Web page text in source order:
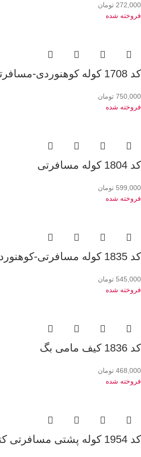
272,000 تومان
فروخته شده
کد 1708 کوله کوهنوردی-مسافرتی
750,000 تومان
فروخته شده
کد 1804 کوله مسافرتی
599,000 تومان
فروخته شده
کد 1835 کوله مسافرتی-کوهنوردی فیلا
545,000 تومان
فروخته شده
کد 1836 کیف مامی بگ
468,000 تومان
فروخته شده
کد 1954 کوله پشتی مسافرتی کتپیلار